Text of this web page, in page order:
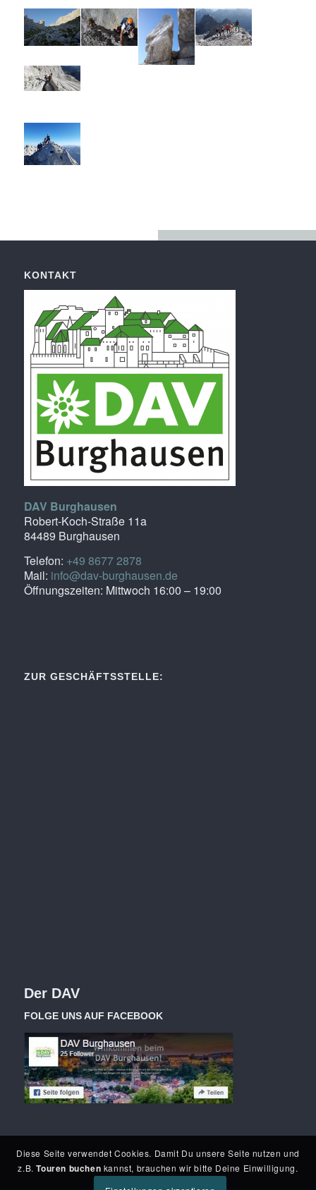
KONTAKT
DAV Burghausen
Robert-Koch-Straße 11a
84489 Burghausen
Telefon: +49 8677 2878
Mail: info@dav-burghausen.de
Öffnungszeiten: Mittwoch 16:00 – 19:00
ZUR GESCHÄFTSSTELLE:
Der DAV
FOLGE UNS AUF FACEBOOK
Diese Seite verwendet Cookies. Damit Du unsere Seite nutzen und
z.B.Touren buchen kannst, brauchen wir bitte Deine Einwilligung.